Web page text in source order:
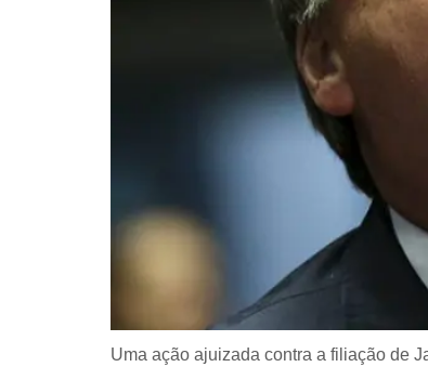
Uma ação ajuizada contra a filiação de